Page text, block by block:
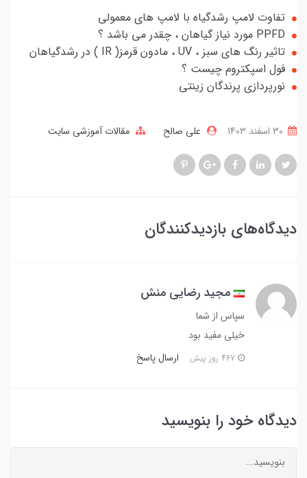
تفاوت لامپ رشدگیاه با لامپ های معمولی
PPFD مورد نیاز گیاهان ، چقدر می باشد ؟
تاثیر رنگ های سبز ، UV ، مادون قرمز( IR ) در رشدگیاهان
فول اسپکتروم چیست ؟
نورپردازی پرندگان زینتی
علی صالح مقالات آموزشی سایت
دیدگاه‌های بازدیدکنندگان
مجید رضایی منش
سپاس از شما
خیلی مفید بود
ارسال پاسخ
دیدگاه خود را بنویسید